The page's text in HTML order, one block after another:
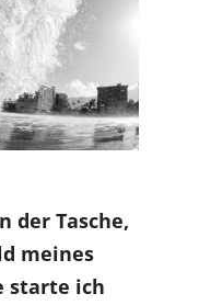
der Tasche,
meines
starte ich